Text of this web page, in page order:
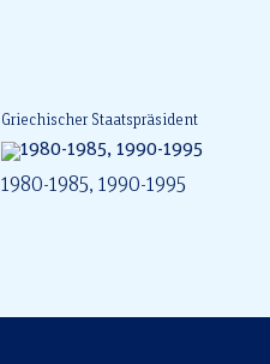
Griechischer Staatspräsident
1980-1985, 1990-1995